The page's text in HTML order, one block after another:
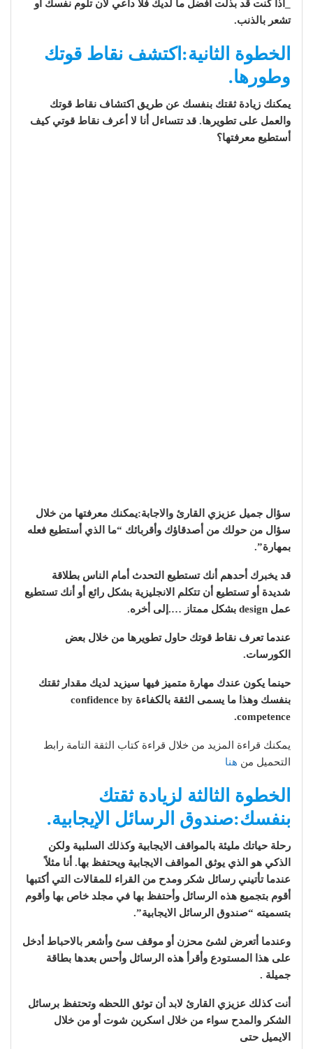
_اذا كنت قد بذلت أفضل ما لديك فلا داعي لأن تلوم نفسك أو
تشعر بالذنب.
الخطوة الثانية:اكتشف نقاط قوتك
وطورها.
يمكنك زيادة ثقتك بنفسك عن طريق اكتشاف نقاط قوتك
والعمل على تطويرها. قد تتساءل أنا لا أعرف نقاط قوتي كيف
أستطيع معرفتها؟
سؤال جميل عزيزي القارئ والاجابة:يمكنك معرفتها من خلال
سؤال من حولك من أصدقاؤك وأقربائك “ما الذي أستطيع فعله
بمهارة”.
قد يخبرك أحدهم أنك تستطيع التحدث أمام الناس بطلاقة
شديدة أو تستطيع أن تتكلم الانجليزية بشكل رائع أو أنك تستطيع
عمل design بشكل ممتاز ….إلى أخره
.
عندما تعرف نقاط قوتك حاول تطويرها من خلال بعض
الكورسات.
حينما يكون عندك مهارة متميز فيها سيزيد لديك مقدار ثقتك
بنفسك وهذا ما يسمى الثقة بالكفاءة confidence by
competence.
يمكنك قراءة المزيد من خلال قراءة كتاب الثقة التامة رابط
التحميل من هنا
الخطوة الثالثة لزيادة ثقتك
بنفسك:صندوق الرسائل الإيجابية.
رحلة حياتك مليئة بالمواقف الايجابية وكذلك السلبية ولكن
الذكي هو الذي يوثق المواقف الايجابية ويحتفظ بها. أنا مثلاً
عندما تأتيني رسائل شكر ومدح من القراء للمقالات التي أكتبها
أقوم بتجميع هذه الرسائل وأحتفظ بها في مجلد خاص بها وأقوم
بتسميته “صندوق الرسائل الايجابية”.
وعندما أتعرض لشئ محزن أو موقف سئ وأشعر بالاحباط أدخل
على هذا المستودع وأقرأ هذه الرسائل وأحس بعدها بطاقة
جميلة .
أنت كذلك عزيزي القارئ لابد أن توثق اللحظه وتحتفظ برسائل
الشكر والمدح سواء من خلال اسكرين شوت أو من خلال
الايميل حتى